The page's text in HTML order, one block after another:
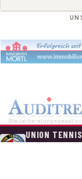
UNION